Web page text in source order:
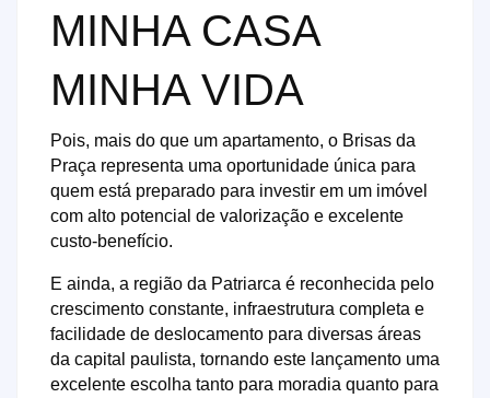
MINHA CASA
MINHA VIDA
Pois, mais do que um apartamento, o Brisas da
Praça representa uma oportunidade única para
quem está preparado para investir em um imóvel
com alto potencial de valorização e excelente
custo-benefício.
E ainda, a região da Patriarca é reconhecida pelo
crescimento constante, infraestrutura completa e
facilidade de deslocamento para diversas áreas
da capital paulista, tornando este lançamento uma
excelente escolha tanto para moradia quanto para